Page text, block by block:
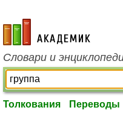
academic.ru
Словари и
Толкования Переводы